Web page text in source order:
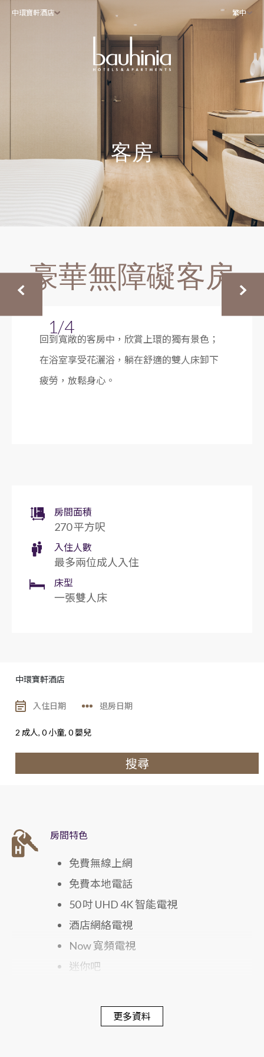
中環寶軒酒店 繁中
客房
豪華無障礙客房
1/4
回到寬敞的客房中，欣賞上環的獨有景色；
在浴室享受花灑浴，躺在舒適的雙人床卸下
疲勞，放鬆身心。
房間面積
270 平方呎
入住人數
最多兩位成人入住
床型
一張雙人床
中環寶軒酒店
2 成人, 0 小童, 0嬰兒
搜尋
房間特色
免費無線上網
免費本地電話
50 吋 UHD 4K 智能電視
酒店網絡電視
Now 寬頻電視
迷你吧
蓆夢思床褥
300 針舒適寢具
更多資料